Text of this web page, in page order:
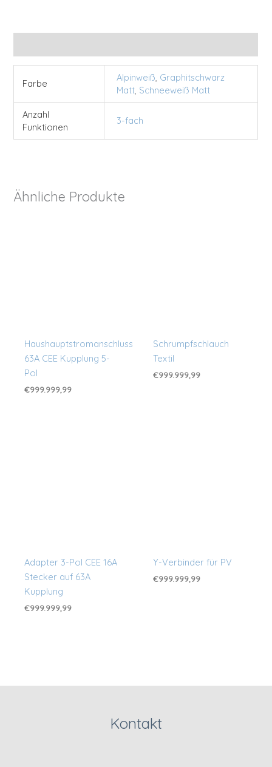
Farbe
Alpinweiß, Graphitschwarz
Matt, Schneeweiß Matt
Anzahl
Funktionen
3-fach
Ähnliche Produkte
Haushauptstromanschluss
63A CEE Kupplung 5-
Pol
€999.999,99
Schrumpfschlauch
Textil
€999.999,99
Adapter 3-Pol CEE 16A
Stecker auf 63A
Kupplung
€999.999,99
Y-Verbinder für PV
€999.999,99
Kontakt